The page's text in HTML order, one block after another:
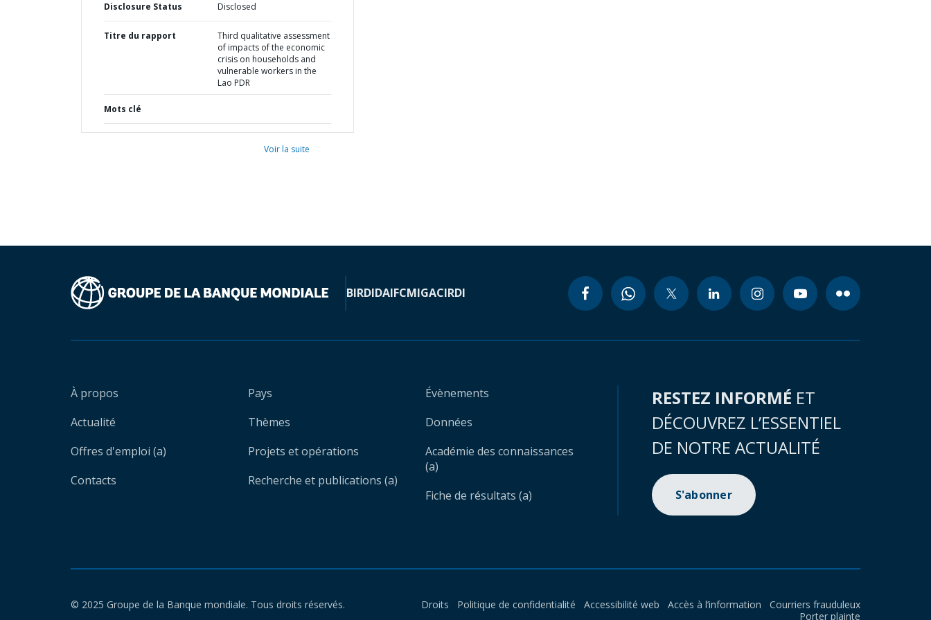
Disclosure Status Disclosed
Titre du rapport
Third qualitative assessment
of impacts of the economic
crisis on households and
vulnerable workers in the
Lao PDR
Mots clé
Voir la suite
BIRDIDAIFCMIGACIRDI
À propos
Actualité
Offres d'emploi (a)
Contacts
Pays
Thèmes
Projets et opérations
Recherche et publications (a)
Évènements
Données
Académie des connaissances
(a)
Fiche de résultats (a)
RESTEZ INFORMÉ ET
DÉCOUVREZ L’ESSENTIEL
DE NOTRE ACTUALITÉ
S'abonner
© 2025 Groupe de la Banque mondiale. Tous droits réservés. Droits Politique de confidentialité Accessibilité web Accès à l’information
Courriers frauduleux
Porter plainte